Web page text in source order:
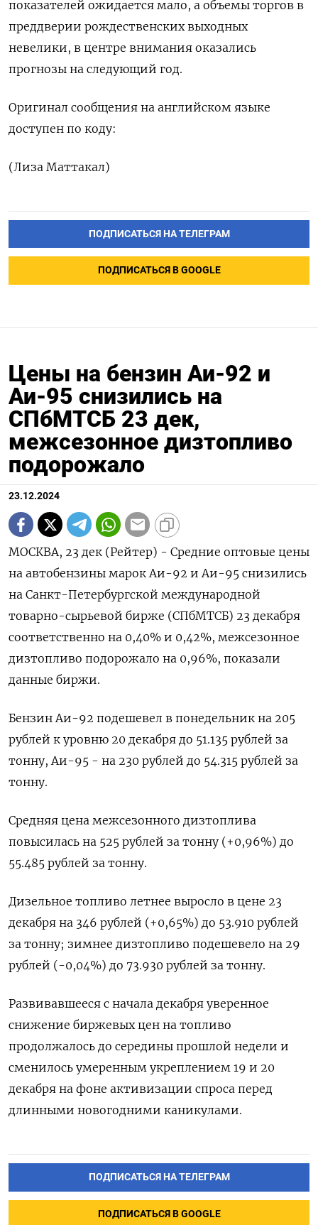
показателей ожидается мало, а объемы торгов в
преддверии рождественских выходных
невелики, в центре внимания оказались
прогнозы на следующий год.
Оригинал сообщения на английском языке
доступен по коду:
(Лиза Маттакал)
ПОДПИСАТЬСЯ НА ТЕЛЕГРАМ
ПОДПИСАТЬСЯ В GOOGLE
Цены на бензин Аи-92 и
Аи-95 снизились на
СПбМТСБ 23 дек,
межсезонное дизтопливо
подорожало
23.12.2024
МОСКВА, 23 дек (Рейтер) - Средние оптовые цены
на автобензины марок Аи-92 и Аи-95 снизились
на Санкт-Петербургской международной
товарно-сырьевой бирже (СПбМТСБ) 23 декабря
соответственно на 0,40% и 0,42%, межсезонное
дизтопливо подорожало на 0,96%, показали
данные биржи.
Бензин Аи-92 подешевел в понедельник на 205
рублей к уровню 20 декабря до 51.135 рублей за
тонну, Аи-95 - на 230 рублей до 54.315 рублей за
тонну.
Средняя цена межсезонного дизтоплива
повысилась на 525 рублей за тонну (+0,96%) до
55.485 рублей за тонну.
Дизельное топливо летнее выросло в цене 23
декабря на 346 рублей (+0,65%) до 53.910 рублей
за тонну; зимнее дизтопливо подешевело на 29
рублей (-0,04%) до 73.930 рублей за тонну.
Развивавшееся с начала декабря уверенное
снижение биржевых цен на топливо
продолжалось до середины прошлой недели и
сменилось умеренным укреплением 19 и 20
декабря на фоне активизации спроса перед
длинными новогодними каникулами.
ПОДПИСАТЬСЯ НА ТЕЛЕГРАМ
ПОДПИСАТЬСЯ В GOOGLE